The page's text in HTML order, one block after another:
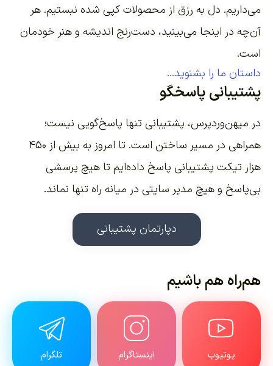
می‌داریم. دل به رزق از محصولات کپی شده نبستیم. هر
آن‌چه در اینجا می‌بینید، دست‌رنج اندیشه و هنر خودمان
است.
داستان ما را بشنوید...
پشتیبانی پاسخگو
در میهن‌وردپرس، پشتیبانی تنها پاسخ‌گویی نیست؛
همراهی در مسیر ساختن است. تا امروز به بیش از ۴۵۰
هزار تیکت پشتیبانی پاسخ داده‌ایم تا هیچ پرسشی
بی‌پاسخ و هیچ مدیر سایتی در میانه راه تنها نماند.
دپارتمان پشتیبانی
هم‌راه هم باشیم
یوتیوب اینستاگرام تلگرام